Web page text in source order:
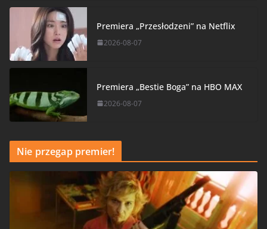
Premiera „Przesłodzeni” na Netflix
2026-08-07
Premiera „Bestie Boga” na HBO MAX
2026-08-07
Nie przegap premier!